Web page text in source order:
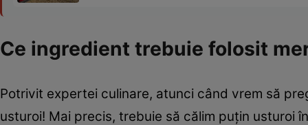
Ce ingredient trebuie folosit
Potrivit expertei culinare, atunci când vrem să
usturoi! Mai precis, trebuie să călim puțin usturoi